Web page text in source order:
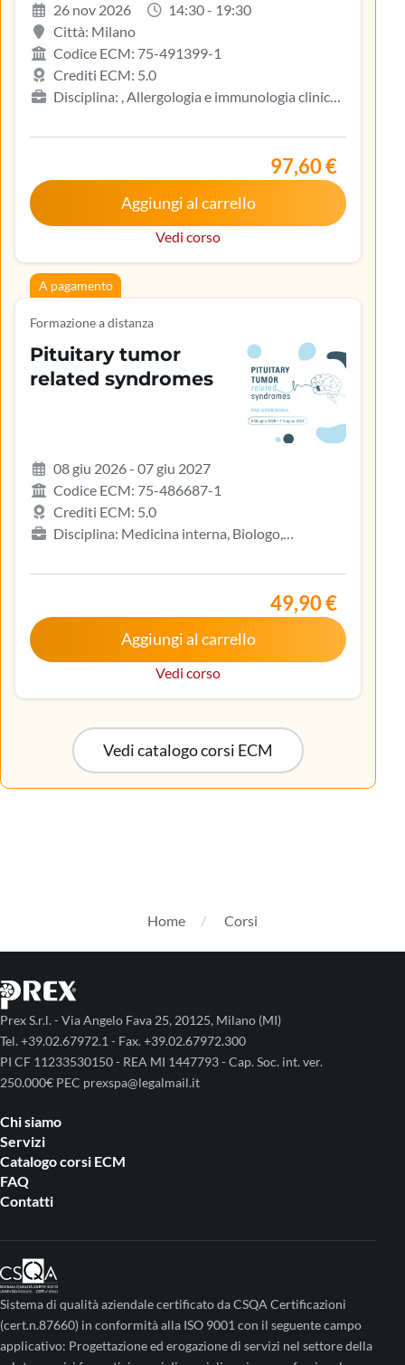
dermatologica
26 nov 2026
14:30 - 19:30
Città: Milano
Codice ECM: 75-491399-1
Crediti ECM: 5.0
Disciplina: , Allergologia e immunologia clinica,
Medicina del lavoro e sicurezza degli ambienti di
lavoro, Medicina generale (medici di famiglia)
97,60 €
Aggiungi al carrello
Vedi corso
A pagamento
Formazione a distanza
Pituitary tumor
related syndromes
08 giu 2026 - 07 giu 2027
Codice ECM: 75-486687-1
Crediti ECM: 5.0
Disciplina: Medicina interna, Biologo,
Ginecologia e ostetricia, Infermiere, Infermiere
pediatrico, Iscritto nell’elenco speciale ad
esaurimento, Malattie metaboliche e diabetologia,
Oncologia, Pediatria, Pediatria (Pediatri di libera
scelta), Tecnico sanitario di radiologia medica
49,90 €
Aggiungi al carrello
Vedi corso
Vedi catalogo corsi ECM
Home Corsi
Prex S.r.l. - Via Angelo Fava 25, 20125, Milano (MI)
Tel. +39.02.67972.1 - Fax. +39.02.67972.300
PI CF 11233530150 - REA MI 1447793 - Cap. Soc. int. ver.
250.000€ PEC prexspa@legalmail.it
Chi siamo
Servizi
Catalogo corsi ECM
FAQ
Contatti
Sistema di qualità aziendale certificato da CSQA Certificazioni
(cert.n.87660) in conformità alla ISO 9001 con il seguente campo
applicativo: Progettazione ed erogazione di servizi nel settore della